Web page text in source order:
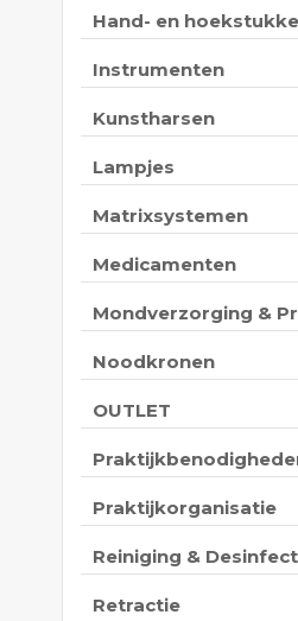
Hand- en
Instrumenten
Kunstharsen
Lampjes
Matrixsystemen
Medicamenten
Mondverzorging &
Noodkronen
OUTLET
Praktijkorganisatie
Reiniging &
Retractie